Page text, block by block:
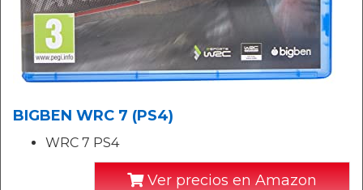
BIGBEN WRC 7 (PS4)
WRC 7 PS4
Ver precios en Amazon